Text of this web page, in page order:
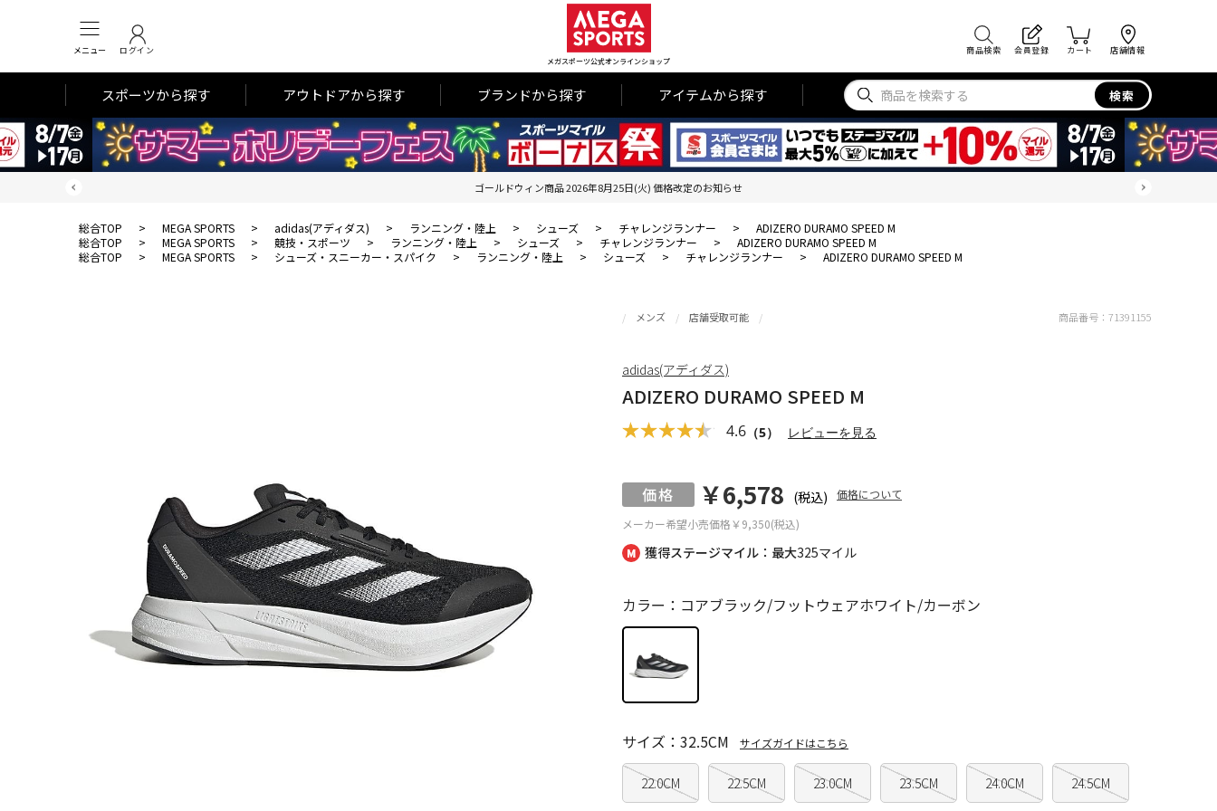
メニュー ログイン
メガスポーツ公式オンラインショップ
商品検索 会員登録 カート 店舗情報
スポーツから探す アウトドアから探す ブランドから探す アイテムから探す 検索
ゴールドウィン商品 2026年8月25日(火) 価格改定のお知らせ
総合TOP > MEGA SPORTS > adidas(アディダス) > ランニング・陸上 > シューズ > チャレンジランナー >
ADIZERO DURAMO SPEED M
総合TOP
> MEGA SPORTS > 競技・スポーツ > ランニング・陸上 > シューズ > チャレンジランナー >
ADIZERO DURAMO SPEED M
総合TOP
> MEGA SPORTS > シューズ・スニーカー・スパイク > ランニング・陸上 > シューズ > チャレンジランナー > ADIZERO DURAMO SPEED M
獲得ステージマイル：最大325マイル
メンズ 店舗受取可能
ADIZERO DURAMO SPEED M
4.6 （5） レビューを見る
メーカー希望小売価格￥9,350(税込)
￥6,578 (税込) 価格について
カラー：コアブラック/フットウェアホワイト/カーボン
22.0CM 22.5CM 23.0CM 23.5CM 24.0CM 24.5CM
サイズ：32.5CM サイズガイドはこちら
商品番号： 71391155
adidas(アディダス)